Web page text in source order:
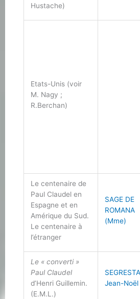
Hustache)
Etats-Unis (voir
M. Nagy ;
R.Berchan)
Le centenaire de
Paul Claudel en
Espagne et en
Amérique du Sud.
Le centenaire à
l’étranger
SAGE DE
ROMANA
(Mme)
Le « converti »
Paul Claudel
d’Henri Guillemin.
(E.M.L.)
Jean-Noël